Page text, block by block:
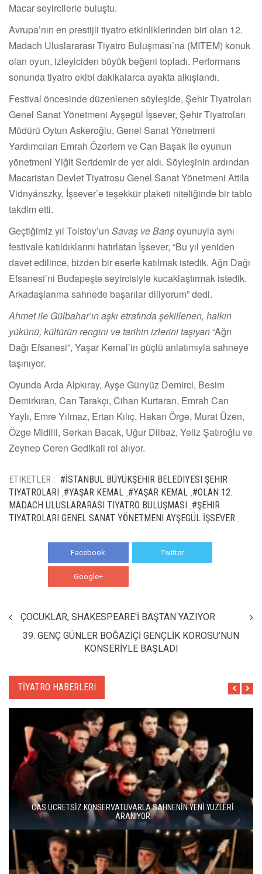
Macar seyircilerle buluştu.
Avrupa’nın en prestijli tiyatro etkinliklerinden biri olan 12.
Madach Uluslararası Tiyatro Buluşması’na (MITEM) konuk
olan oyun, izleyiciden büyük beğeni topladı. Performans
sonunda tiyatro ekibi dakikalarca ayakta alkışlandı.
Festival öncesinde düzenlenen söyleşide, Şehir Tiyatroları
Genel Sanat Yönetmeni Ayşegül İşsever, Şehir Tiyatroları
Müdürü Oytun Askeroğlu, Genel Sanat Yönetmeni
Yardımcıları Emrah Özertem ve Can Başak ile oyunun
yönetmeni Yiğit Sertdemir de yer aldı. Söyleşinin ardından
Macaristan Devlet Tiyatrosu Genel Sanat Yönetmeni Attila
Vidnyánszky, İşsever’e teşekkür plaketi niteliğinde bir tablo
takdim etti.
Geçtiğimiz yıl Tolstoy’un Savaş ve Barışoyunuyla aynı
festivale katıldıklarını hatırlatan İşsever, “Bu yıl yeniden
davet edilince, bizden bir eserle katılmak istedik. Ağrı Dağı
Efsanesi’ni Budapeşte seyircisiyle kucaklaştırmak istedik.
Arkadaşlarıma sahnede başarılar diliyorum” dedi.
Ahmet ile Gülbahar’ın aşkı etrafında şekillenen, halkın
yükünü, kültürün rengini ve tarihin izlerini taşıyan“Ağrı
Dağı Efsanesi”, Yaşar Kemal’in güçlü anlatımıyla sahneye
taşınıyor.
Oyunda Arda Alpkıray, Ayşe Günyüz Demirci, Besim
Demirkıran, Can Tarakçı, Cihan Kurtaran, Emrah Can
Yaylı, Emre Yılmaz, Ertan Kılıç, Hakan Örge, Murat Üzen,
Özge Midilli, Serkan Bacak, Uğur Dilbaz, Yeliz Şatıroğlu ve
Zeynep Ceren Gedikali rol alıyor.
ETIKETLER : #İSTANBUL BÜYÜKŞEHIR BELEDIYESI ŞEHIR
TIYATROLARI #YAŞAR KEMAL #YAŞAR KEMAL #OLAN 12.
MADACH ULUSLARARASI TIYATRO BULUŞMASI #ŞEHIR
TIYATROLARI GENEL SANAT YÖNETMENI AYŞEGÜL İŞSEVER
Facebook Twitter
Google+
ÇOCUKLAR, SHAKESPEARE'İ BAŞTAN YAZIYOR
39. GENÇ GÜNLER BOĞAZİÇİ GENÇLİK KOROSU’NUN
KONSERİYLE BAŞLADI
TİYATRO HABERLERI
BERGAMA BİR KEZ DAHA TİYATRONUN SAHNESİ OLUYOR